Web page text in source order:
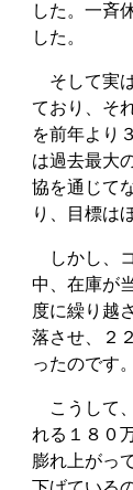
した。一斉
した。
そして実
ており、そ
を前年より
は過去最大
協を通じて
り、目標は
しかし、
中、在庫が
度に繰り越
落させ、２
ったのです。
こうして
れる１８０
膨れ上がっ